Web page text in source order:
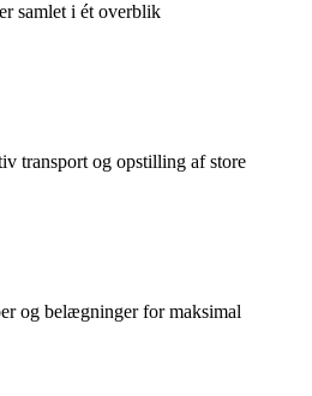
samlet i ét overblik
transport og opstilling af store
og belægninger for maksimal